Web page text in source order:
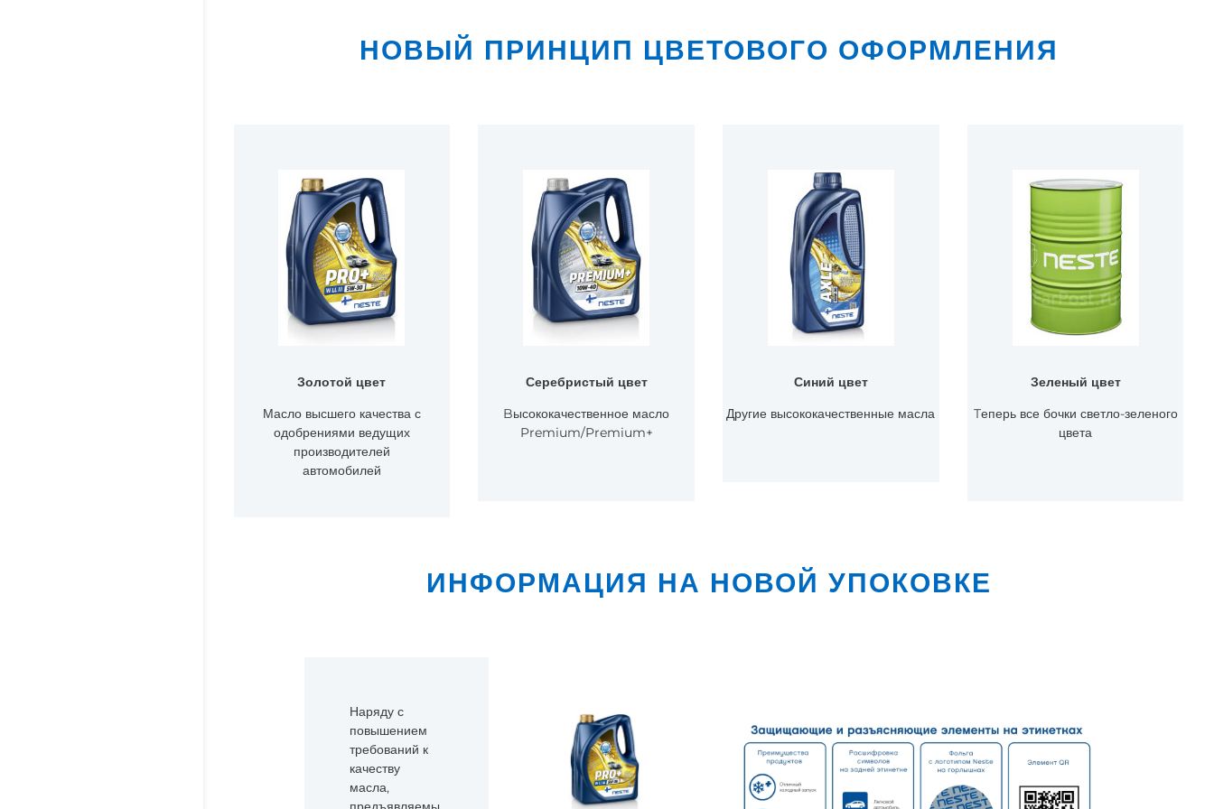
НОВЫЙ ПРИНЦИП ЦВЕТОВОГО ОФОРМЛЕНИЯ
Золотой цвет
Масло высшего качества с
одобрениями ведущих
производителей
автомобилей
Серебристый цвет
Bысококачественное масло
Premium/Premium+
Синий цвет
Другие высококачественные масла
Зеленый цвет
Tеперь все бочки светло-зеленого
цвета
ИНФОРМАЦИЯ НА НОВОЙ УПОКОВКЕ
Наряду с
повышением
требований к
качеству
масла,